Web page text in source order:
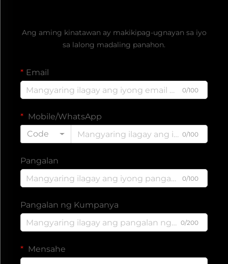
Ang aming kinatawan ay makikipag-ugnayan sa iyo
sa lalong madaling panahon.
Email
0/100
Mobile/WhatsApp
Code
0/100
Pangalan
0/100
Pangalan ng Kumpanya
0/200
Mensahe